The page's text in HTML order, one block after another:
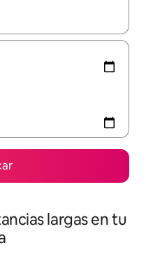
podrás navegar
largas en tu